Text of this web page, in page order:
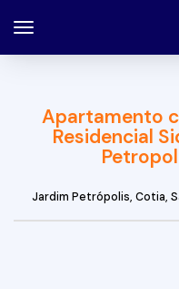
Apartamento
Residencial
Jardim Petrópolis, Cotia,